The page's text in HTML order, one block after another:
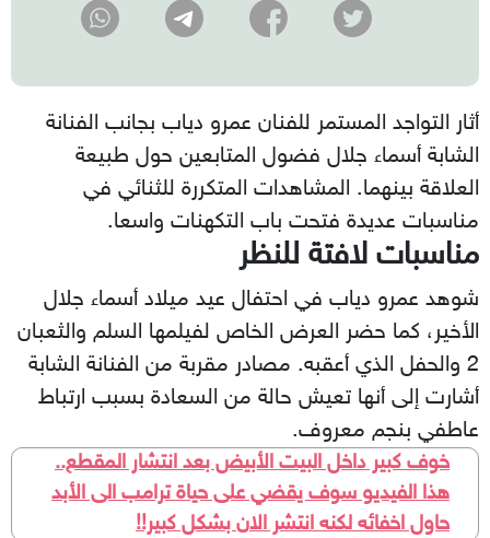
أثار التواجد المستمر للفنان عمرو دياب بجانب الفنانة
الشابة أسماء جلال فضول المتابعين حول طبيعة
العلاقة بينهما. المشاهدات المتكررة للثنائي في
مناسبات عديدة فتحت باب التكهنات واسعا.
مناسبات لافتة للنظر
شوهد عمرو دياب في احتفال عيد ميلاد أسماء جلال
الأخير، كما حضر العرض الخاص لفيلمها السلم والثعبان
2 والحفل الذي أعقبه. مصادر مقربة من الفنانة الشابة
أشارت إلى أنها تعيش حالة من السعادة بسبب ارتباط
عاطفي بنجم معروف.
خوف كبير داخل البيت الأبيض بعد انتشار المقطع..
هذا الفيديو سوف يقضي على حياة ترامب الى الأبد
حاول اخفائه لكنه انتشر الان بشكل كبير!!